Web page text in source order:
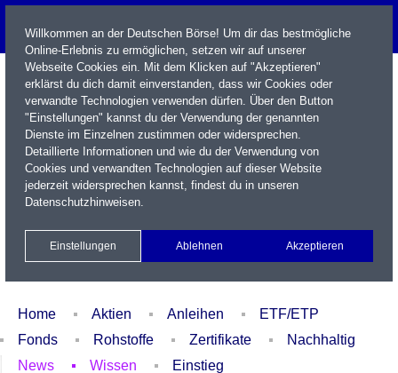
Name / WKN / ISIN / Kürzel
Xetra Realtime
Watchlist Portfolio Login
Home Aktien Anleihen
ETF/ETP
Fonds
Rohstoffe Zertifikate
Nachhaltig
News
Wissen Einstieg
Willkommen an der Deutschen Börse! Um dir das bestmögliche
Online-Erlebnis zu ermöglichen, setzen wir auf unserer
Webseite Cookies ein. Mit dem Klicken auf "Akzeptieren"
erklärst du dich damit einverstanden, dass wir Cookies oder
verwandte Technologien verwenden dürfen. Über den Button
"Einstellungen" kannst du der Verwendung der genannten
Dienste im Einzelnen zustimmen oder widersprechen.
Detaillierte Informationen und wie du der Verwendung von
Cookies und verwandten Technologien auf dieser Website
jederzeit widersprechen kannst, findest du in unseren
Datenschutzhinweisen.
Einstellungen Ablehnen Akzeptieren